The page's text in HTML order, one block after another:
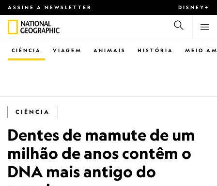
ASSINE A NEWSLETTER DISNEY+
CIÊNCIA VIAGEM ANIMAIS HISTÓRIA MEIO
CIÊNCIA
Dentes de mamute de um
milhão de anos contêm o
DNA mais antigo do